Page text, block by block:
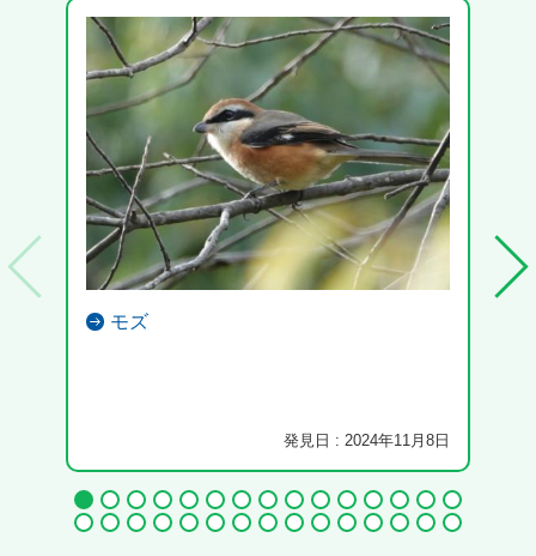
モズ
発見日 : 2024年11月8日